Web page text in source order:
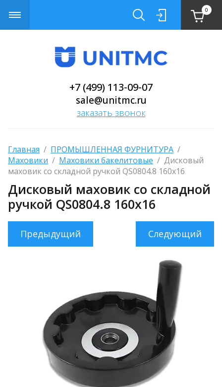
0
+7 (499) 113-09-07
sale@unitmc.ru
заказать звонок
Главная
  /
ПРОМЫШЛЕННАЯ ФУРНИТУРА
Маховики
  /
Маховики бакелитовые
  /  Дисковый
маховик со складной ручкой QS0804.8 160х16
Дисковый маховик со складной
ручкой QS0804.8 160х16
Предыдущий Следующий